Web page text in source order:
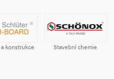
konstrukce Stavební chemie